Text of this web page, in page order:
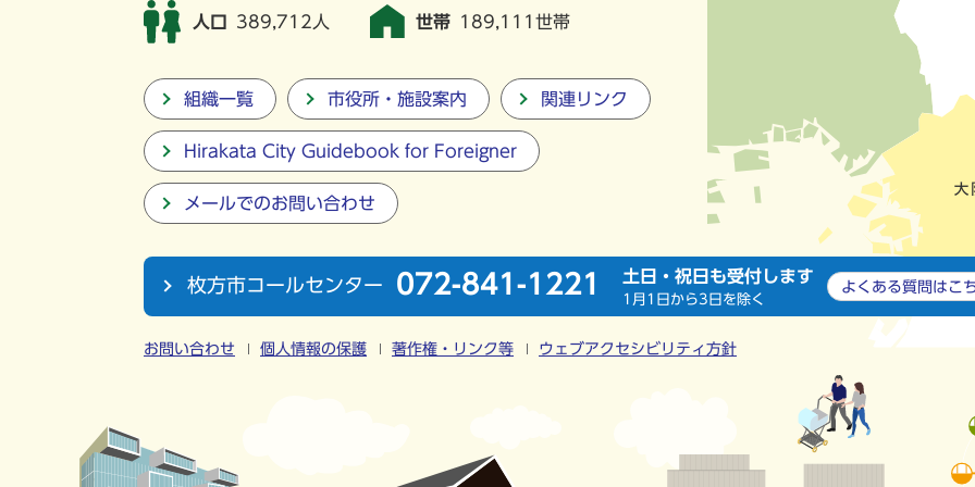
人口 389,712人 世帯 189,111世帯
組織一覧 市役所・施設案内 関連リンク
Hirakata City Guidebook for Foreigner
メールでのお問い合わせ
枚方市コールセンター 072-841-1221 土日・祝日も受付します
1月1日から3日を除く
よくある質問は こ
お問い合わせ 個人情報の保護 著作権・リンク等 ウェブアクセシビリティ方針